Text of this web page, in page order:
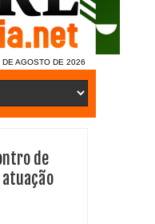
AGOSTO DE 2026
de